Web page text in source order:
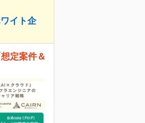
イト企
定案件＆